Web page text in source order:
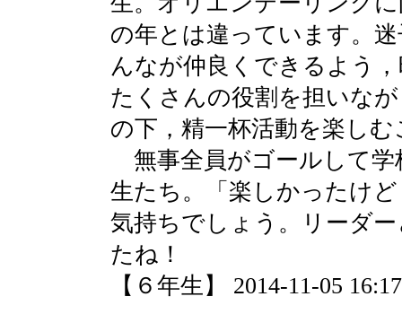
の年とは違っています。
んなが仲良くできるよう
たくさんの役割を担いな
の下，精一杯活動を楽し
無事全員がゴールして学
生たち。「楽しかったけ
気持ちでしょう。リーダ
たね！
【６年生】 2014-11-05